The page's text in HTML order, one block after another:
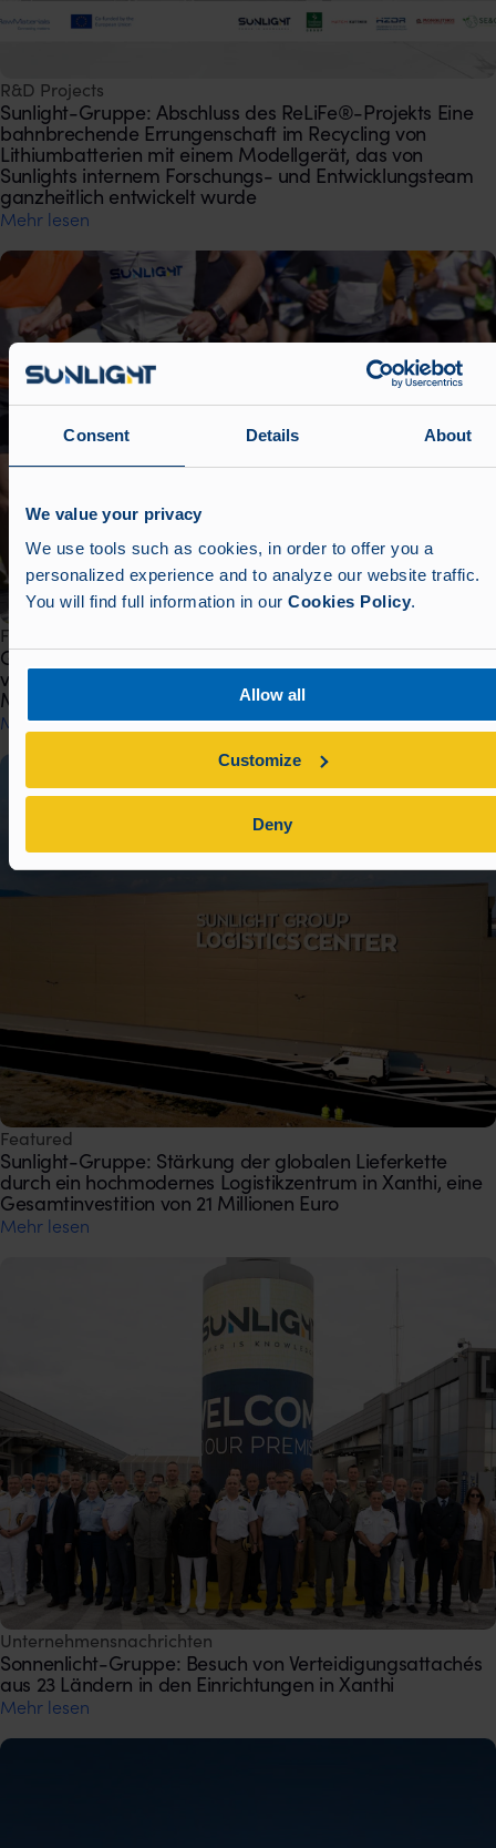
Consent Details About
We value your privacy
We use tools such as cookies, in order to offer you a
personalized experience and to analyze our website traffic.
You will find full information in our Cookies Policy.
Allow all
Customize
Deny
R&D Projects
Sunlight-Gruppe: Abschluss des ReLiFe®-Projekts Eine
bahnbrechende Errungenschaft im Recycling von
Lithiumbatterien mit einem Modellgerät, das von
Sunlights internem Forschungs- und Entwicklungsteam
ganzheitlich entwickelt wurde
Mehr lesen
Featured
Gruppe Sonnenlicht: Die Energie eines starken Teams
vom Xanthi Halbmarathon bis zum Athens Classic
Marathon
Mehr lesen
Featured
Sunlight-Gruppe: Stärkung der globalen Lieferkette
durch ein hochmodernes Logistikzentrum in Xanthi, eine
Gesamtinvestition von 21 Millionen Euro
Mehr lesen
Unternehmensnachrichten
Sonnenlicht-Gruppe: Besuch von Verteidigungsattachés
aus 23 Ländern in den Einrichtungen in Xanthi
Mehr lesen